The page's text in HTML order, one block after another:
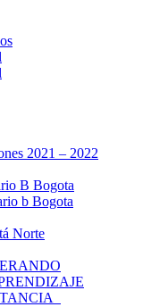
2021 – 2022
B Bogota
b Bogota
Norte